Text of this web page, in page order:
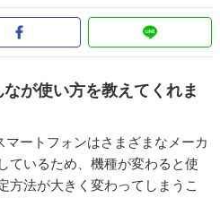
が使い方を教えてくれま
ートフォンはさまざまなメーカ
ているため、機種が変わると使
方法が大きく変わってしまうこ